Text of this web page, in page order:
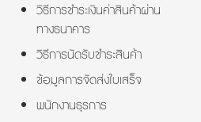
วิธีการชำระเงินค่าสินค้าผ่าน
ทางธนาคาร
วิธีการนัดรับชำระสินค้า
ข้อมูลการจัดส่งใบเสร็จ
พนักงานธุรการ